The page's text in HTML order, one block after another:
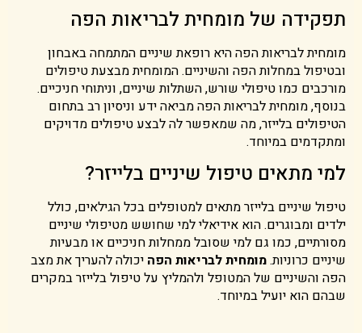
תפקידה של מומחית לבריאות הפה
מומחית לבריאות הפה היא רופאת שיניים המתמחה באבחון
ובטיפול במחלות הפה והשיניים. המומחית מבצעת טיפולים
מורכבים כמו טיפולי שורש, השתלות שיניים, וניתוחי חניכיים.
בנוסף, מומחית לבריאות הפה מביאה ידע וניסיון רב בתחום
הטיפולים בלייזר, מה שמאפשר לה לבצע טיפולים מדויקים
ומתקדמים במיוחד.
למי מתאים טיפול שיניים בלייזר?
טיפול שיניים בלייזר מתאים למטופלים בכל הגילאים, כולל
ילדים ומבוגרים. הוא אידיאלי למי שחושש מטיפולי שיניים
מסורתיים, כמו גם למי שסובל ממחלות חניכיים או מבעיות
שיניים כרוניות.מומחית לבריאות הפה יכולה להעריך את מצב
הפה והשיניים של המטופל ולהמליץ על טיפול בלייזר במקרים
שבהם הוא יועיל במיוחד.